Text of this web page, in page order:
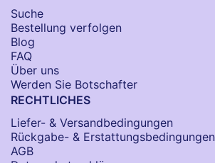
Suche
Bestellung verfolgen
Blog
FAQ
Über uns
Werden Sie Botschafter
RECHTLICHES
Liefer- & Versandbedingungen
Rückgabe- & Erstattungsbedingungen
AGB